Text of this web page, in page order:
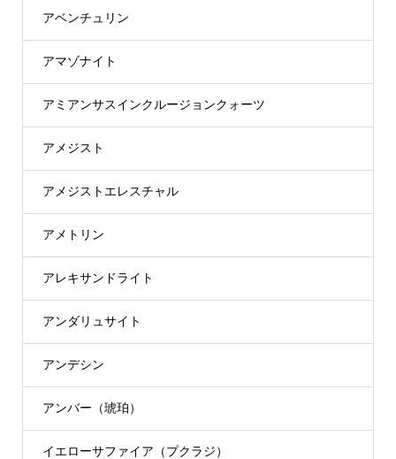
アベンチュリン
アマゾナイト
アミアンサスインクルージョンクォーツ
アメジスト
アメジストエレスチャル
アメトリン
アレキサンドライト
アンダリュサイト
アンデシン
アンバー（琥珀）
イエローサファイア（プクラジ）